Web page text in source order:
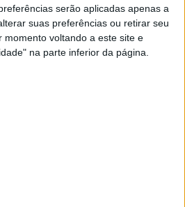
serão aplicadas apenas a
suas preferências ou retirar seu
momento voltando a este site e
na parte inferior da página.
jornada e igual classificação
Mariana comentou: “Hoje,
correu como eu esperava.